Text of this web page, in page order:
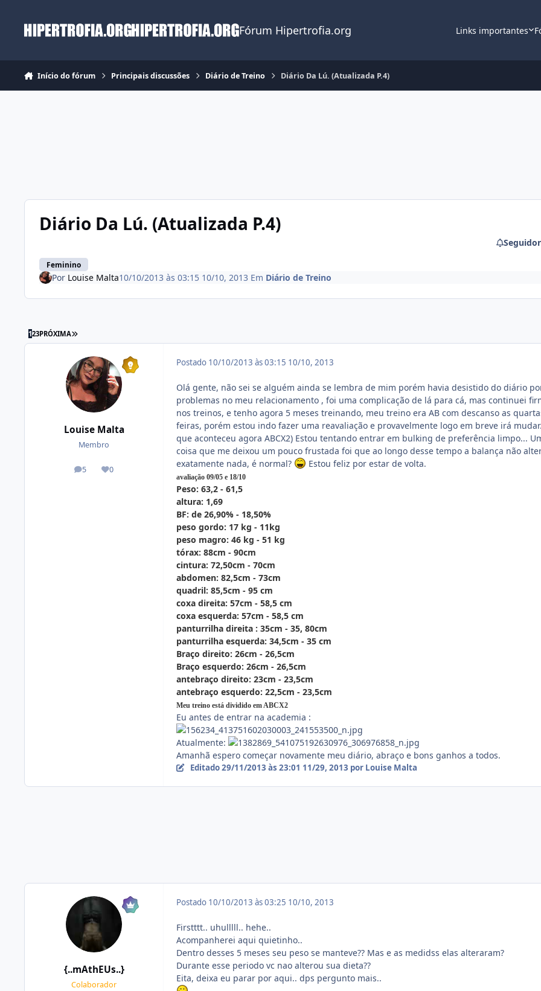
Fórum Hipertrofia.org Links importantes
Início do fórum Principais discussões Diário de Treino Diário Da Lú. (Atualizada P.4)
Diário Da Lú. (Atualizada P.4)
Feminino
Por Louise Malta10/10/2013 às 03:15 10/10, 2013 Em Diário de Treino
123PRÓXIMA ÚLTIMA PÁGINA
Louise Malta
Membro
5
posts 0
Reputação
Postado 10/10/2013 às 03:15 10/10, 2013
Olá gente, não sei se alguém ainda se lembra de mim porém havia desistido do diário
problemas no meu relacionamento , foi uma complicação de lá para cá, mas continuei
nos treinos, e tenho agora 5 meses treinando, meu treino era AB com descanso as
feiras, porém estou indo fazer uma reavaliação e provavelmente logo em breve irá
que aconteceu agora ABCX2) Estou tentando entrar em bulking de preferência limpo...
coisa que me deixou um pouco frustada foi que ao longo desse tempo a balança não
exatamente nada, é normal?
Estou feliz por estar de volta.
avaliação 09/05 e 18/10
Peso: 63,2 - 61,5
altura: 1,69
BF: de 26,90% - 18,50%
peso gordo: 17 kg - 11kg
peso magro: 46 kg - 51 kg
tórax: 88cm - 90cm
cintura: 72,50cm - 70cm
abdomen: 82,5cm - 73cm
quadril: 85,5cm - 95 cm
coxa direita: 57cm - 58,5 cm
coxa esquerda: 57cm - 58,5 cm
panturrilha direita : 35cm - 35, 80cm
panturrilha esquerda: 34,5cm - 35 cm
Braço direito: 26cm - 26,5cm
Braço esquerdo: 26cm - 26,5cm
antebraço direito: 23cm - 23,5cm
antebraço esquerdo: 22,5cm - 23,5cm
Meu treino está dividido em ABCX2
Eu antes de entrar na academia :
Atualmente:
Amanhã espero começar novamente meu diário, abraço e bons ganhos a todos.
Editado29/11/2013 às 23:01 11/29, 2013 por Louise Malta
{..mAthEUs..}
Colaborador
Postado 10/10/2013 às 03:25 10/10, 2013
Firstttt.. uhulllll.. hehe..
Acompanherei aqui quietinho..
Dentro desses 5 meses seu peso se manteve?? Mas e as medidss elas alteraram?
Durante esse periodo vc nao alterou sua dieta??
Eita, deixa eu parar por aqui.. dps pergunto mais..